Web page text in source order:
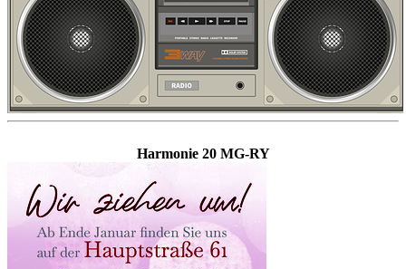
Harmonie 20 MG-RY